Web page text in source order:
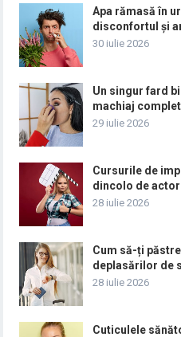
Apa rămasă în
disconfortul și
30 iulie 2026
Un singur fard
machiaj
29 iulie 2026
Cursurile de
dincolo de
28 iulie 2026
Cum să-ți
deplasărilor de
28 iulie 2026
Cuticulele